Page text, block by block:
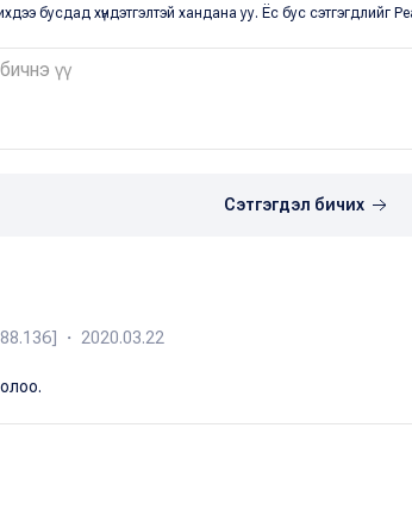
бусдад хүндэтгэлтэй хандана уу. Ёс бус сэтгэгдлийг
Сэтгэгдэл бичих
・ 2020.03.22